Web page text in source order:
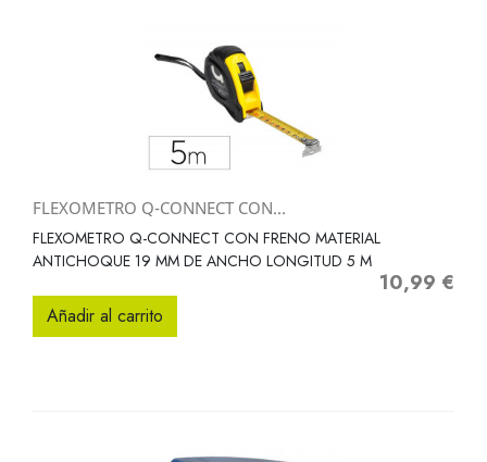
FLEXOMETRO Q-CONNECT CON...
FLEXOMETRO Q-CONNECT CON FRENO MATERIAL
ANTICHOQUE 19 MM DE ANCHO LONGITUD 5 M
Precio
10,99 €
Añadir al carrito